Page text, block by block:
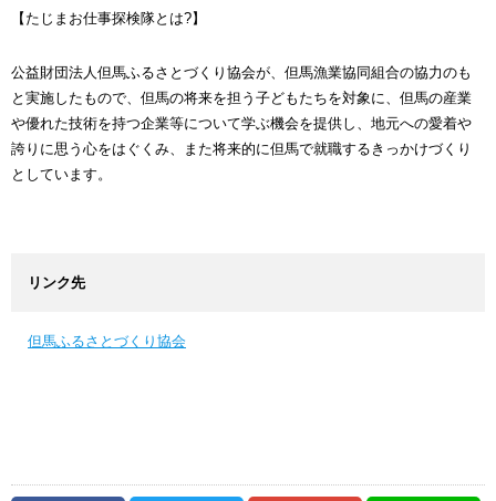
【たじまお仕事探検隊とは?】
公益財団法人但馬ふるさとづくり協会が、但馬漁業協同組合の協力のも
と実施したもので、但馬の将来を担う子どもたちを対象に、但馬の産業
や優れた技術を持つ企業等について学ぶ機会を提供し、地元への愛着や
誇りに思う心をはぐくみ、また将来的に但馬で就職するきっかけづくり
としています。
リンク先
但馬ふるさとづくり協会